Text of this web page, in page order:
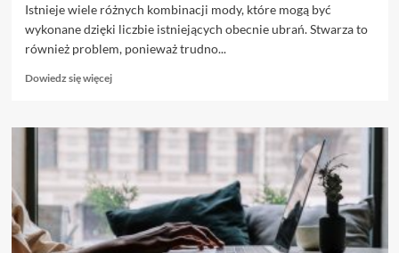
Istnieje wiele różnych kombinacji mody, które mogą być
wykonane dzięki liczbie istniejących obecnie ubrań. Stwarza to
również problem, ponieważ trudno...
Dowiedz się więcejDowiedz
o
wyglądać?
Przeczytaj
tę
poradę
o